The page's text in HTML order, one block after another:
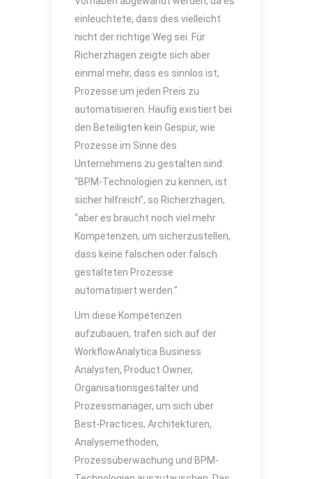
einleuchtete, dass dies vielleicht
nicht der richtige Weg sei. Für
Richerzhagen zeigte sich aber
einmal mehr, dass es sinnlos ist,
Prozesse um jeden Preis zu
automatisieren. Häufig existiert bei
den Beteiligten kein Gespür, wie
Prozesse im Sinne des
Unternehmens zu gestalten sind.
“BPM-Technologien zu kennen, ist
sicher hilfreich”, so Richerzhagen,
“aber es braucht noch viel mehr
Kompetenzen, um sicherzustellen,
dass keine falschen oder falsch
gestalteten Prozesse
automatisiert werden.”
Um diese Kompetenzen
aufzubauen, trafen sich auf der
WorkflowAnalytica Business
Analysten, Product Owner,
Organisationsgestalter und
Prozessmanager, um sich über
Best-Practices, Architekturen,
Analysemethoden,
Prozessüberwachung und BPM-